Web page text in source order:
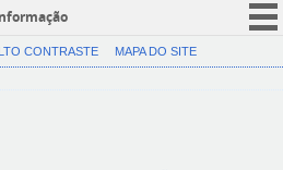
CORONAVÍRUS (COVID-19)
CONTRASTE MAPA DO SITE